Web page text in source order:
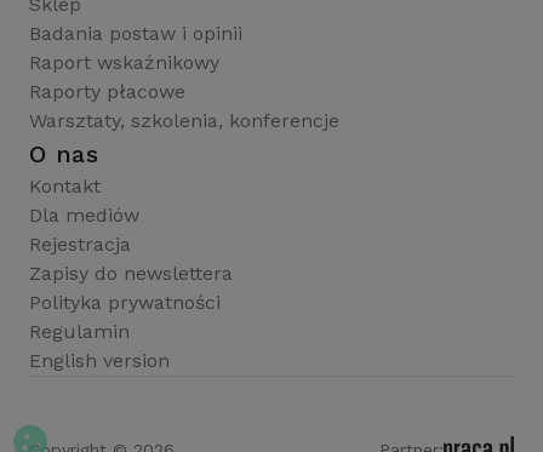
Badania postaw i opinii
Raport wskaźnikowy
Raporty płacowe
Warsztaty, szkolenia, konferencje
O nas
Kontakt
Dla mediów
Rejestracja
Zapisy do newslettera
Polityka prywatności
Regulamin
English version